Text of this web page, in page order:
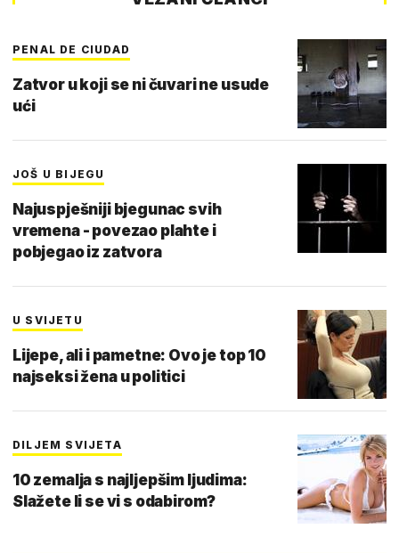
PENAL DE CIUDAD
Zatvor u koji se ni čuvari ne usude
ući
JOŠ U BIJEGU
Najuspješniji bjegunac svih
vremena - povezao plahte i
pobjegao iz zatvora
U SVIJETU
Lijepe, ali i pametne: Ovo je top 10
najseksi žena u politici
DILJEM SVIJETA
10 zemalja s najljepšim ljudima:
Slažete li se vi s odabirom?